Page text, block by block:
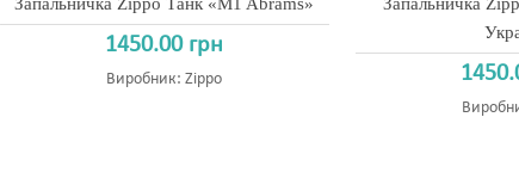
1450.00 грн
Виробник:Zippo